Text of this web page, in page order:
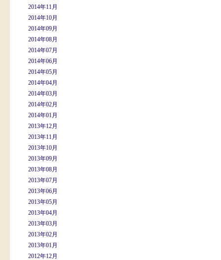
2014年11月
2014年10月
2014年09月
2014年08月
2014年07月
2014年06月
2014年05月
2014年04月
2014年03月
2014年02月
2014年01月
2013年12月
2013年11月
2013年10月
2013年09月
2013年08月
2013年07月
2013年06月
2013年05月
2013年04月
2013年03月
2013年02月
2013年01月
2012年12月